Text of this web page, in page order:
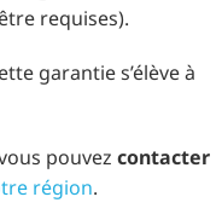
requises).
garantie s’élève à
pouvez contacter
région.